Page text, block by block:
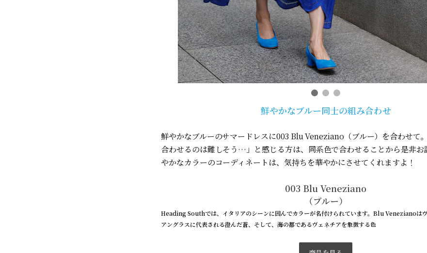
鮮やかなブルー同士の組み合わせ
鮮やかなブルーのサマードレスに003 Blu Veneziano（ブルー）を合わせて
合わせるのは難しそう…」と感じる方は、同系色で合わせることから是非お
やかなカラーのコーディネートは、気持ちを華やかにさせてくれますよ！
003 Blu Veneziano
（ブルー）
Heading Southでは、イタリアのシーンに因んでカラーが名付けられています。Blu Venezianoは
アングラスに代表される澄んだ蒼、そして、海の都であるヴェネチアを象徴する色